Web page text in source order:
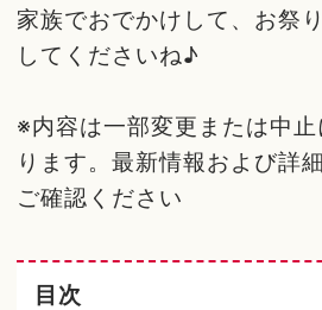
家族でおでかけして、お祭
してくださいね♪
※内容は一部変更または中
ります。最新情報および詳
ご確認ください
目次